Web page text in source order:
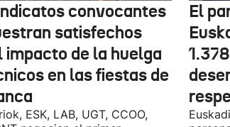
convocantes
satisfechos
impacto de la huelga
en las fiestas de
ESK, LAB, UGT, CCOO,
El